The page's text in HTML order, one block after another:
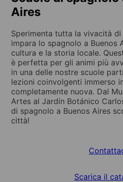
Aires
Sperimenta tutta la vivacità
impara lo spagnolo a Buenos
cultura e la storia locale.
è perfetta per gli animi più
in una delle nostre scuole
lezioni coinvolgenti immerso
completamente nuova. Dal
Artes al Jardín Botánico
di spagnolo a Buenos Aires
città!
Scarica il